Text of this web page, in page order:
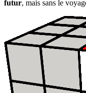
futur, mais sans le